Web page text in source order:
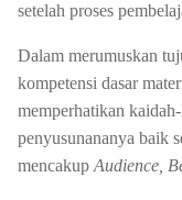
setelah proses
Dalam merumuskan
kompetensi dasar
memperhatikan
penyusunananya baik
mencakup Audience,